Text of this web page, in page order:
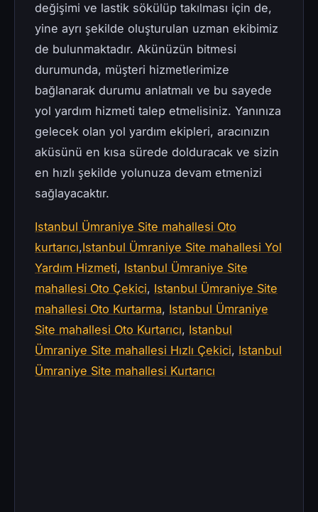
değişimi ve lastik sökülüp takılması için de,
yine ayrı şekilde oluşturulan uzman ekibimiz
de bulunmaktadır. Akünüzün bitmesi
durumunda, müşteri hizmetlerimize
bağlanarak durumu anlatmalı ve bu sayede
yol yardım hizmeti talep etmelisiniz. Yanınıza
gelecek olan yol yardım ekipleri, aracınızın
aküsünü en kısa sürede dolduracak ve sizin
en hızlı şekilde yolunuza devam etmenizi
sağlayacaktır.
Istanbul Ümraniye Site mahallesi Oto
kurtarıcı,Istanbul Ümraniye Site mahallesi Yol
Yardım Hizmeti, Istanbul Ümraniye Site
mahallesi Oto Çekici, Istanbul Ümraniye Site
mahallesi Oto Kurtarma, Istanbul Ümraniye
Site mahallesi Oto Kurtarıcı, Istanbul
Ümraniye Site mahallesi Hızlı Çekici, Istanbul
Ümraniye Site mahallesi Kurtarıcı